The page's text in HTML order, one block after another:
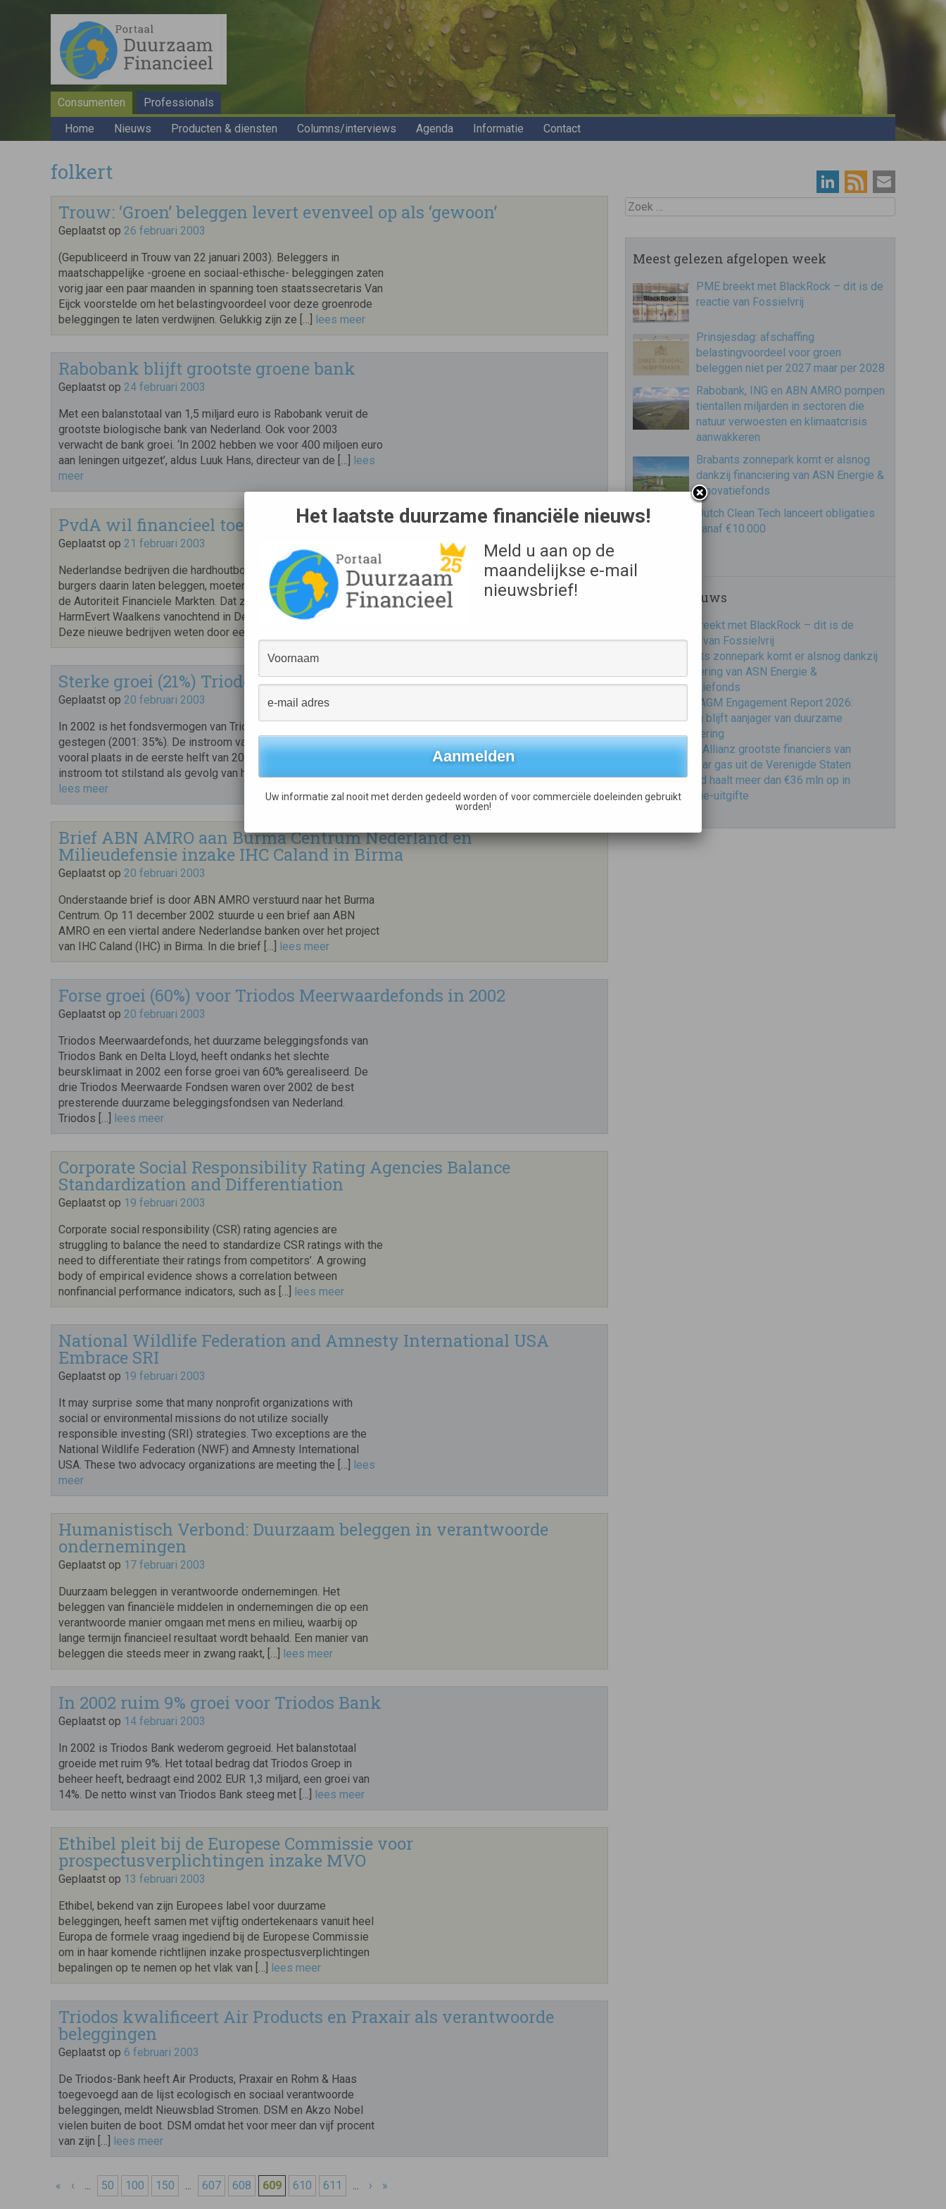
Consumenten
Professionals
Home
Nieuws Producten & diensten Columns/interviews Agenda Informatie Contact
folkert
Trouw: ‘Groen’ beleggen levert evenveel op als ‘gewoon’
Geplaatst op 26 februari 2003
(Gepubliceerd in Trouw van 22 januari 2003). Beleggers in
maatschappelijke -groene en sociaal-ethische- beleggingen zaten
vorig jaar een paar maanden in spanning toen staatssecretaris Van
Eijck voorstelde om het belastingvoordeel voor deze groenrode
beleggingen te laten verdwijnen. Gelukkig zijn ze […] lees meer
Rabobank blijft grootste groene bank
Geplaatst op 24 februari 2003
Met een balanstotaal van 1,5 miljard euro is Rabobank veruit de
grootste biologische bank van Nederland. Ook voor 2003
verwacht de bank groei. ‘In 2002 hebben we voor 400 miljoen euro
aan leningen uitgezet’, aldus Luuk Hans, directeur van de […] lees
meer
PvdA wil financieel toezicht op Nederlandse hardhouttelers
Geplaatst op 21 februari 2003
Nederlandse bedrijven die hardhoutbomen in ons land telen en
burgers daarin laten beleggen, moeten onder toezicht komen van
de Autoriteit Financiele Markten. Dat zei PvdA-kamerlid
HarmEvert Waalkens vanochtend in De Ochtenden op radio 1.
Deze nieuwe bedrijven weten door een […]
Sterke groei (21%) Triodos Groenfonds in 2002
Geplaatst op 20 februari 2003
In 2002 is het fondsvermogen van Triodos Groenfonds met 21%
gestegen (2001: 35%). De instroom van nieuw vermogen vond
vooral plaats in de eerste helft van 2002. In juli 2002 kwam deze
instroom tot stilstand als gevolg van het kabinetsvoornemen […]
lees meer
Brief ABN AMRO aan Burma Centrum Nederland en
Milieudefensie inzake IHC Caland in Birma
Geplaatst op 20 februari 2003
Onderstaande brief is door ABN AMRO verstuurd naar het Burma
Centrum. Op 11 december 2002 stuurde u een brief aan ABN
AMRO en een viertal andere Nederlandse banken over het project
van IHC Caland (IHC) in Birma. In die brief […] lees meer
Forse groei (60%) voor Triodos Meerwaardefonds in 2002
Geplaatst op 20 februari 2003
Triodos Meerwaardefonds, het duurzame beleggingsfonds van
Triodos Bank en Delta Lloyd, heeft ondanks het slechte
beursklimaat in 2002 een forse groei van 60% gerealiseerd. De
drie Triodos Meerwaarde Fondsen waren over 2002 de best
presterende duurzame beleggingsfondsen van Nederland.
Triodos […] lees meer
Corporate Social Responsibility Rating Agencies Balance
Standardization and Differentiation
Geplaatst op 19 februari 2003
Corporate social responsibility (CSR) rating agencies are
struggling to balance the need to standardize CSR ratings with the
need to differentiate their ratings from competitors’. A growing
body of empirical evidence shows a correlation between
nonfinancial performance indicators, such as […] lees meer
National Wildlife Federation and Amnesty International USA
Embrace SRI
Geplaatst op 19 februari 2003
It may surprise some that many nonprofit organizations with
social or environmental missions do not utilize socially
responsible investing (SRI) strategies. Two exceptions are the
National Wildlife Federation (NWF) and Amnesty International
USA. These two advocacy organizations are meeting the […] lees
meer
Humanistisch Verbond: Duurzaam beleggen in verantwoorde
ondernemingen
Geplaatst op 17 februari 2003
Duurzaam beleggen in verantwoorde ondernemingen. Het
beleggen van financiële middelen in ondernemingen die op een
verantwoorde manier omgaan met mens en milieu, waarbij op
lange termijn financieel resultaat wordt behaald. Een manier van
beleggen die steeds meer in zwang raakt, […] lees meer
In 2002 ruim 9% groei voor Triodos Bank
Geplaatst op 14 februari 2003
In 2002 is Triodos Bank wederom gegroeid. Het balanstotaal
groeide met ruim 9%. Het totaal bedrag dat Triodos Groep in
beheer heeft, bedraagt eind 2002 EUR 1,3 miljard, een groei van
14%. De netto winst van Triodos Bank steeg met […] lees meer
Ethibel pleit bij de Europese Commissie voor
prospectusverplichtingen inzake MVO
Geplaatst op 13 februari 2003
Ethibel, bekend van zijn Europees label voor duurzame
beleggingen, heeft samen met vijftig ondertekenaars vanuit heel
Europa de formele vraag ingediend bij de Europese Commissie
om in haar komende richtlijnen inzake prospectusverplichtingen
bepalingen op te nemen op het vlak van […] lees meer
Triodos kwalificeert Air Products en Praxair als verantwoorde
beleggingen
Geplaatst op 6 februari 2003
De Triodos-Bank heeft Air Products, Praxair en Rohm & Haas
toegevoegd aan de lijst ecologisch en sociaal verantwoorde
beleggingen, meldt Nieuwsblad Stromen. DSM en Akzo Nobel
vielen buiten de boot. DSM omdat het voor meer dan vijf procent
van zijn […] lees meer
« ‹ ... 50 100 150 ... 607 608 609 610 611 ... › »
Zoek
Meest gelezen afgelopen week
PME breekt met BlackRock – dit is de
reactie van Fossielvrij
Prinsjesdag: afschaffing
belastingvoordeel voor groen
beleggen niet per 2027 maar per 2028
Rabobank, ING en ABN AMRO pompen
tientallen miljarden in sectoren die
natuur verwoesten en klimaatcrisis
aanwakkeren
Brabants zonnepark komt er alsnog
dankzij financiering van ASN Energie &
Innovatiefonds
Dutch Clean Tech lanceert obligaties
vanaf €10.000
Recent nieuws
PME breekt met BlackRock – dit is de
reactie van Fossielvrij
Brabants zonnepark komt er alsnog dankzij
financiering van ASN Energie &
Innovatiefonds
VBDO AGM Engagement Report 2026:
dialoog blijft aanjager van duurzame
verandering
ING en Allianz grootste financiers van
vloeibaar gas uit de Verenigde Staten
Fastned haalt meer dan €36 mln op in
obligatie-uitgifte
Het laatste duurzame financiële nieuws!
Meld u aan op de
maandelijkse e-mail
nieuwsbrief!
Uw informatie zal nooit met derden gedeeld worden of voor commerciële doeleinden gebruikt
worden!